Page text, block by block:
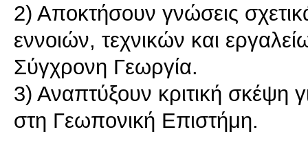
2) Αποκτήσουν γνώσεις
εννοιών, τεχνικών και
Σύγχρονη Γεωργία.
3) Αναπτύξουν κριτική σκέψη